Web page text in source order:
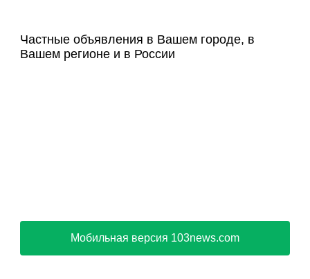
Частные объявления в Вашем городе, в
Вашем регионе и в России
Мобильная версия 103news.com